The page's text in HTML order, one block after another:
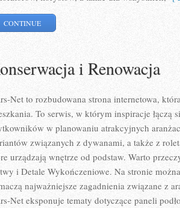
CONTINUE
i Renowacja
Net to rozbudowana strona internetowa,
To serwis, w którym inspiracje łączą
w planowaniu atrakcyjnych
związanych z dywanami, a także z
urządzają wnętrze od podstaw. Warto
i Detale Wykończeniowe. Na stronie
najważniejsze zagadnienia związane z
Net eksponuje tematy dotyczące paneli